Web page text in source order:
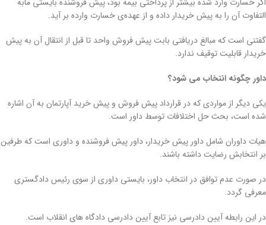
التفاوت آن را به پیش خریدار داده و از عهده‌ی خسارت وارده بر آید.
گفتنی است که مبالغ دریافتی بابت پیش فروش واحد تا قبل از انتقال آن به پیش
خریدار قابلیت توقیف ندارد.
داور چگونه انتخاب می شود؟
یکی دیگر از مواردی که در قرارداد پیش فروش و پیش خرید آپارتمان به آن اشاره
شده است، بحث حل اختلافات توسط داور است.
هیات داوران شامل داور پیش خریدار، داور پیش فروشنده و داوری است که طرفین
بر انتخابش رضایت داشته باشند.
در صورت عدم توافق در انتخاب داور، بایستی داوری از سوی رئیس دادگستری
معرفی گردد.
در این رابطه آیین دادرسی نیز تابع آیین دادرسی دادگاه های انقلاب است.